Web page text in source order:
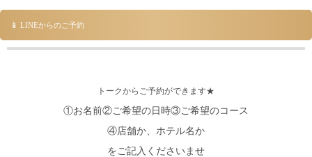
📱 LINEからのご予約
トークからご予約ができます★
①お名前②ご希望の日時③ご希望のコース
④店舗か、ホテル名か
をご記入くださいませ